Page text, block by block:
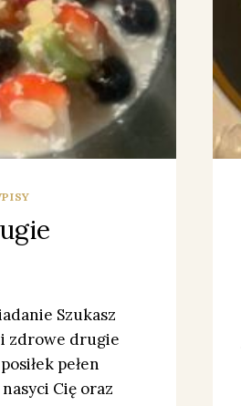
Szukasz
zdrowe drugie
pełen
Cię oraz